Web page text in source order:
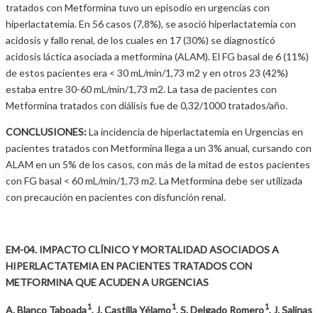
tratados con Metformina tuvo un episodio en urgencias con
hiperlactatemia. En 56 casos (7,8%), se asoció hiperlactatemia con
acidosis y fallo renal, de los cuales en 17 (30%) se diagnosticó
acidosis láctica asociada a metformina (ALAM). El FG basal de 6 (11%)
de estos pacientes era < 30 mL/min/1,73 m2 y en otros 23 (42%)
estaba entre 30-60 mL/min/1,73 m2. La tasa de pacientes con
Metformina tratados con diálisis fue de 0,32/1000 tratados/año.
CONCLUSIONES:La incidencia de hiperlactatemia en Urgencias en
pacientes tratados con Metformina llega a un 3% anual, cursando con
ALAM en un 5% de los casos, con más de la mitad de estos pacientes
con FG basal < 60 mL/min/1,73 m2. La Metformina debe ser utilizada
con precaución en pacientes con disfunción renal.
EM-04. IMPACTO CLÍNICO Y MORTALIDAD ASOCIADOS A
HIPERLACTATEMIA EN PACIENTES TRATADOS CON
METFORMINA QUE ACUDEN A URGENCIAS
A. Blanco Taboada1, J. Castilla Yélamo1, S. Delgado Romero1, J. Salinas